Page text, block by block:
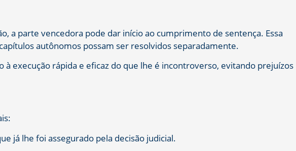
a parte vencedora pode dar início ao cumprimento de sentença. Essa
autônomos possam ser resolvidos separadamente.
execução rápida e eficaz do que lhe é incontroverso, evitando prejuízos
já lhe foi assegurado pela decisão judicial.